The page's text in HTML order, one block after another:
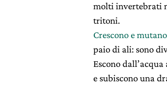
molti invertebrati
tritoni.
Crescono e mutano
paio di ali: sono
Escono
e subiscono una